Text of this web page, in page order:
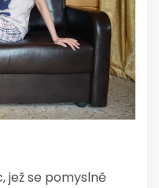
jež se pomyslně